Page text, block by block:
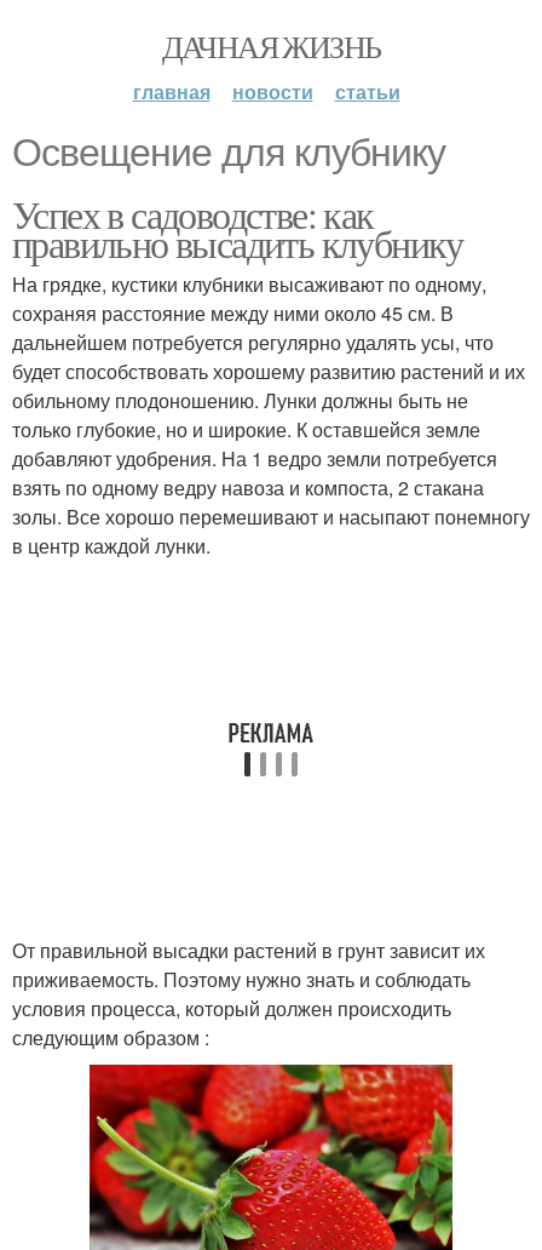
ДАЧНАЯ ЖИЗНЬ
главная новости статьи
Освещение для клубнику
Успех в садоводстве: как
правильно высадить клубнику
На грядке, кустики клубники высаживают по одному,
сохраняя расстояние между ними около 45 см. В
дальнейшем потребуется регулярно удалять усы, что
будет способствовать хорошему развитию растений и их
обильному плодоношению. Лунки должны быть не
только глубокие, но и широкие. К оставшейся земле
добавляют удобрения. На 1 ведро земли потребуется
взять по одному ведру навоза и компоста, 2 стакана
золы. Все хорошо перемешивают и насыпают понемногу
в центр каждой лунки.
От правильной высадки растений в грунт зависит их
приживаемость. Поэтому нужно знать и соблюдать
условия процесса, который должен происходить
следующим образом :